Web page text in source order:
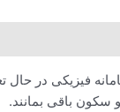
فیزیکی در حال
سکون باقی بمانند.